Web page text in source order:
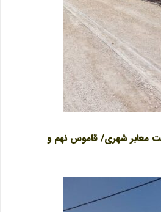
معابر شهری/ قاموس نهم و